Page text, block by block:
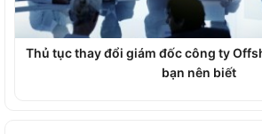
Thủ tục thay đổi giám đốc công ty
bạn nên biết